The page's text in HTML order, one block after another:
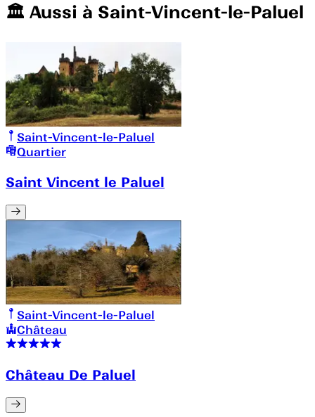
🏛️️ Aussi à Saint-Vincent-le-Paluel
Saint-Vincent-le-Paluel
Quartier
Saint Vincent le Paluel
Saint-Vincent-le-Paluel
Château
Château De Paluel